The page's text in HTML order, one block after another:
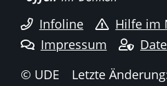
Infoline
Hilfe im
Impressum
© UDE
Letzte